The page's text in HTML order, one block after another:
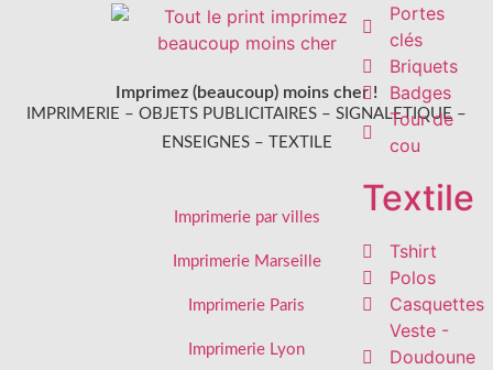
Portes
clés
Briquets
Badges
Tour de
cou
Textile
Tshirt
Polos
Casquettes
Veste -
Doudoune
Imprimez (beaucoup) moins cher !
IMPRIMERIE – OBJETS PUBLICITAIRES – SIGNALETIQUE –
ENSEIGNES – TEXTILE
Imprimerie par villes
Imprimerie Marseille
Imprimerie Paris
Imprimerie Lyon